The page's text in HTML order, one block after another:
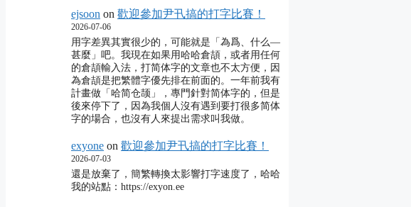
ejsoon on 歡迎參加尹卂搞的打字比賽！
2026-07-06
用字差異其實很少的，可能就是「為爲、什么―
甚麼」吧。我現在如果用哈哈倉頡，或者用任何
的倉頡輸入法，打简体字的文章也不太方便，因
為倉頡是把繁體字優先排在前面的。一年前我有
計畫做「哈简仓颉」，專門針對简体字的，但是
後來停下了，因為我個人沒有遇到要打很多简体
字的場合，也沒有人來提出需求叫我做。
exyone on 歡迎參加尹卂搞的打字比賽！
2026-07-03
還是放棄了，簡繁轉換太影響打字速度了，哈哈
我的站點：https://exyon.ee